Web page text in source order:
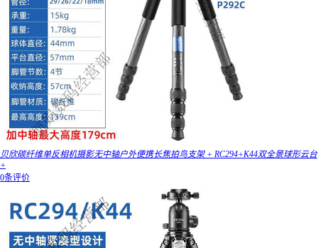
贝欣碳纤维单反相机摄影无中轴户外便携长焦拍鸟支架 + RC294+K44双全景球形云台
+
0条评价